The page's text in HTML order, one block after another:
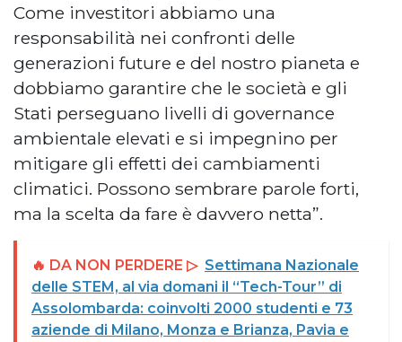
Come investitori abbiamo una
responsabilità nei confronti delle
generazioni future e del nostro pianeta e
dobbiamo garantire che le società e gli
Stati perseguano livelli di governance
ambientale elevati e si impegnino per
mitigare gli effetti dei cambiamenti
climatici. Possono sembrare parole forti,
ma la scelta da fare è davvero netta”.
🔥 DA NON PERDERE ▷ Settimana Nazionale
delle STEM, al via domani il “Tech-Tour” di
Assolombarda: coinvolti 2000 studenti e 73
aziende di Milano, Monza e Brianza, Pavia e